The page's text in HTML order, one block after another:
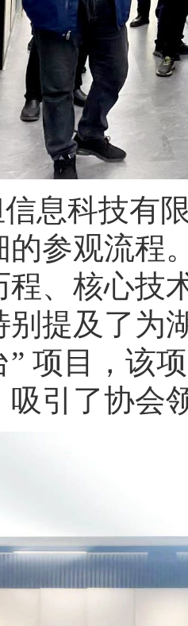
息科技有
的参观流程
程、核心技
别提及了为
” 项目，该
吸引了协会